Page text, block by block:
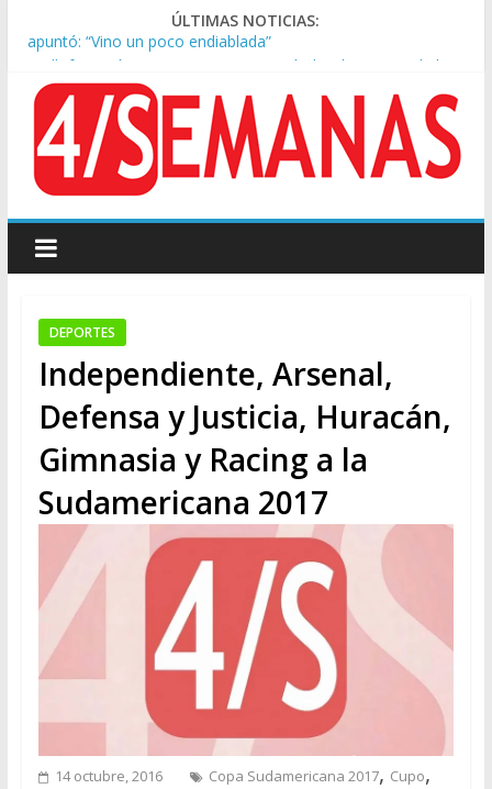
ÚLTIMAS NOTICIAS:
Kicillof asistió a San Cayetano y criticó al Gobierno por la ley
de propiedad privada
Condenaron a la red social Meta a pagar US$567 millones por
afectar la salud mental de niños
Represión frente al Congreso: tres detenidos durante la
protesta contra la Ley de Propiedad Privada
Sturzenegger defendió la Ley de Tierras y lamentó el retiro
Tras la aprobación de la ley de propiedad privada, Bullrich
apuntó: “Vino un poco endiablada”
DEPORTES
Independiente, Arsenal,
Defensa y Justicia, Huracán,
Gimnasia y Racing a la
Sudamericana 2017
14 octubre, 2016 Copa Sudamericana 2017, Cupo,